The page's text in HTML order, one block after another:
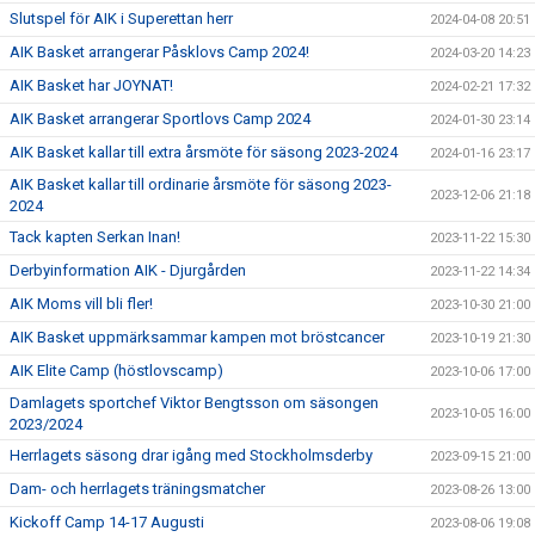
Slutspel för AIK i Superettan herr 2024-04-08 20:51
AIK Basket arrangerar Påsklovs Camp 2024! 2024-03-20 14:23
AIK Basket har JOYNAT! 2024-02-21 17:32
AIK Basket arrangerar Sportlovs Camp 2024 2024-01-30 23:14
AIK Basket kallar till extra årsmöte för säsong 2023-2024 2024-01-16 23:17
AIK Basket kallar till ordinarie årsmöte för säsong 2023-
2024
2023-12-06 21:18
Tack kapten Serkan Inan! 2023-11-22 15:30
Derbyinformation AIK - Djurgården 2023-11-22 14:34
AIK Moms vill bli fler! 2023-10-30 21:00
AIK Basket uppmärksammar kampen mot bröstcancer 2023-10-19 21:30
AIK Elite Camp (höstlovscamp) 2023-10-06 17:00
Damlagets sportchef Viktor Bengtsson om säsongen
2023/2024
2023-10-05 16:00
Herrlagets säsong drar igång med Stockholmsderby 2023-09-15 21:00
Dam- och herrlagets träningsmatcher 2023-08-26 13:00
Kickoff Camp 14-17 Augusti 2023-08-06 19:08